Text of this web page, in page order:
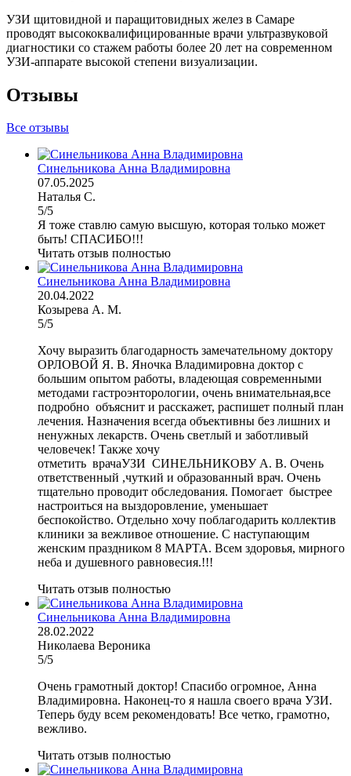
УЗИ щитовидной и паращитовидных желез в Самаре
проводят высококвалифицированные врачи ультразвуковой
диагностики со стажем работы более 20 лет на современном
УЗИ-аппарате высокой степени визуализации.
Отзывы
Все отзывы
Синельникова Анна Владимировна
07.05.2025
Наталья С.
5/5
Я тоже ставлю самую высшую, которая только может
быть! СПАСИБО!!!
Читать отзыв полностью
Синельникова Анна Владимировна
20.04.2022
Козырева А. М.
5/5
Хочу выразить благодарность замечательному доктору
ОРЛОВОЙ Я. В. Яночка Владимировна доктор с
большим опытом работы, владеющая современными
методами гастроэнторологии, очень внимательная,все
подробно объяснит и расскажет, распишет полный план
лечения. Назначения всегда объективны без лишних и
ненужных лекарств. Очень светлый и заботливый
человечек! Также хочу
отметить врачаУЗИ СИНЕЛЬНИКОВУ А. В. Очень
ответственный ,чуткий и образованный врач. Очень
тщательно проводит обследования. Помогает быстрее
настроиться на выздоровление, уменьшает
беспокойство. Отдельно хочу поблагодарить коллектив
клиники за вежливое отношение. С наступающим
женским праздником 8 МАРТА. Всем здоровья, мирного
неба и душевного равновесия.!!!
Читать отзыв полностью
Синельникова Анна Владимировна
28.02.2022
Николаева Вероника
5/5
Очень грамотный доктор! Спасибо огромное, Анна
Владимировна. Наконец-то я нашла своего врача УЗИ.
Теперь буду всем рекомендовать! Все четко, грамотно,
вежливо.
Читать отзыв полностью